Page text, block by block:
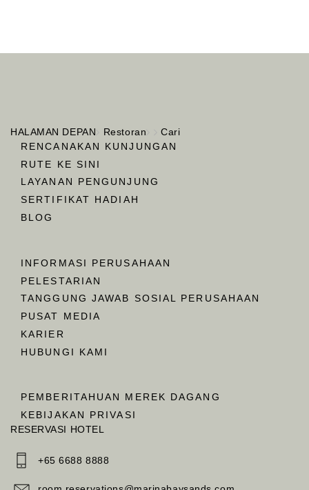
HALAMAN DEPAN Restoran
Cari
RENCANAKAN KUNJUNGAN
RUTE KE SINI
LAYANAN PENGUNJUNG
SERTIFIKAT HADIAH
BLOG
INFORMASI PERUSAHAAN
PELESTARIAN
TANGGUNG JAWAB SOSIAL PERUSAHAAN
PUSAT MEDIA
KARIER
HUBUNGI KAMI
PEMBERITAHUAN MEREK DAGANG
KEBIJAKAN PRIVASI
RESERVASI HOTEL
+65 6688 8888